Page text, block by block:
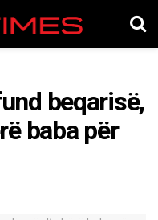
beqarisë,
baba për